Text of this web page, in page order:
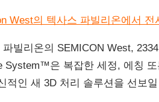
빌리온의 SEMICON West,
은 복잡한 세정, 에칭
적인 새 3D 처리 솔루션을 선보